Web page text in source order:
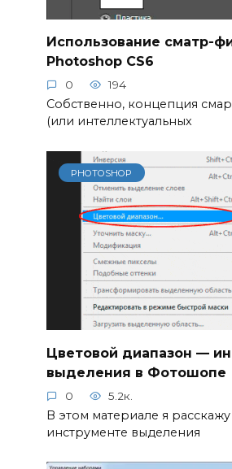
Использование сматр-
Photoshop CS6
0 194
Собственно, концепция
(или интеллектуальных
PHOTOSHOP
Цветовой диапазон —
выделения в Фотошопе
0 5.2к.
В этом материале я
инструменте выделения